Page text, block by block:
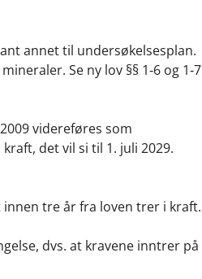
annet til undersøkelsesplan.
Se ny lov §§ 1‑6 og 1‑7
videreføres som
det vil si til 1. juli 2029.
tre år fra loven trer i kraft.
dvs. at kravene inntrer på